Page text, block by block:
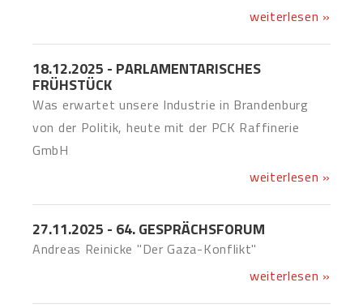
weiterlesen »
18.12.2025 - PARLAMENTARISCHES
FRÜHSTÜCK
Was erwartet unsere Industrie in Brandenburg
von der Politik, heute mit der PCK Raffinerie
GmbH
weiterlesen »
27.11.2025 - 64. GESPRÄCHSFORUM
Andreas Reinicke "Der Gaza-Konflikt"
weiterlesen »